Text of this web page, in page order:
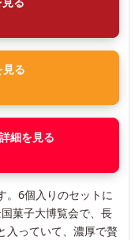
る
細を見る
。6個入りのセットに
菓子大博覧会で、長
入っていて、濃厚で贅